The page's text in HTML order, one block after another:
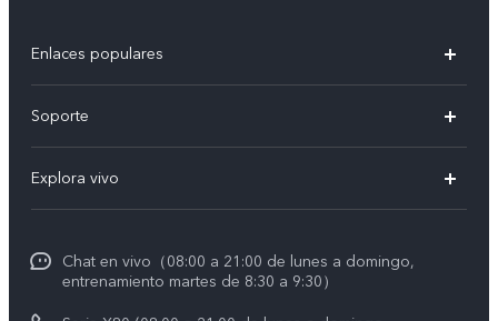
Enlaces populares
V60 Lite 5G
Y29
Soporte
Funtouch OS
Centro de servicio
Explora vivo
La vida en vivo
Acerca de nosotros
Chat en vivo（08:00 a 21:00 de lunes a domingo,
entrenamiento martes de 8:30 a 9:30）